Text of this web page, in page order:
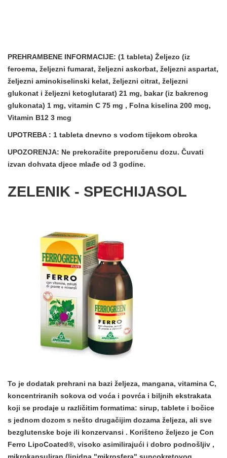
PREHRAMBENE INFORMACIJE: (1 tableta) Željezo (iz
feroema, željezni fumarat, željezni askorbat, željezni aspartat,
željezni aminokiselinski kelat, željezni citrat, željezni
glukonat i željezni ketoglutarat) 21 mg, bakar (iz bakrenog
glukonata) 1 mg, vitamin C 75 mg , Folna kiselina 200 mcg,
Vitamin B12 3 mcg
UPOTREBA: 1 tableta dnevno s vodom tijekom obroka
UPOZORENJA: Ne prekoračite preporučenu dozu. Čuvati
izvan dohvata djece mlađe od 3 godine.
ZELENIK - SPECHIJASOL
To je dodatak prehrani na bazi željeza, mangana, vitamina C,
koncentriranih sokova od voća i povrća i biljnih ekstrakata
koji se prodaje u različitim formatima: sirup, tablete i bočice
s jednom dozom s nešto drugačijim dozama željeza, ali sve
bezglutenske boje ili konzervansi . Korišteno željezo je Con
Ferro LipoCoated®, visoko asimilirajući i dobro podnošljiv ,
mikrokapsuliran (lipidna "mikrosfera" suncokretovog